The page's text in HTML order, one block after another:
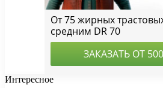
Интересное